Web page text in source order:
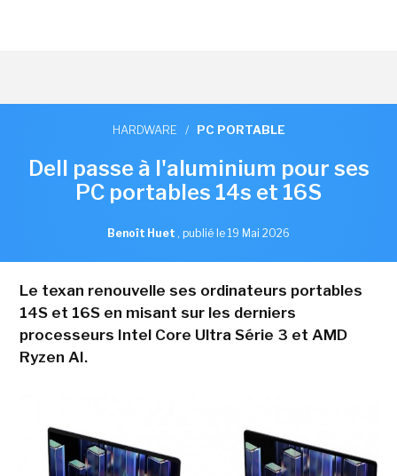
HARDWARE / PC PORTABLE
Dell passe à l'aluminium pour ses
PC portables 14s et 16S
Benoît Huet , publié le 19 Mai 2026
Le texan renouvelle ses ordinateurs portables
14S et 16S en misant sur les derniers
processeurs Intel Core Ultra Série 3 et AMD
Ryzen AI.